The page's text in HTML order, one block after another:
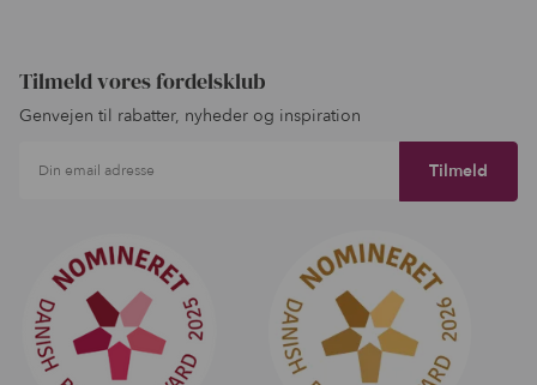
Tilmeld vores fordelsklub
Genvejen til rabatter, nyheder og inspiration
Din email adresse